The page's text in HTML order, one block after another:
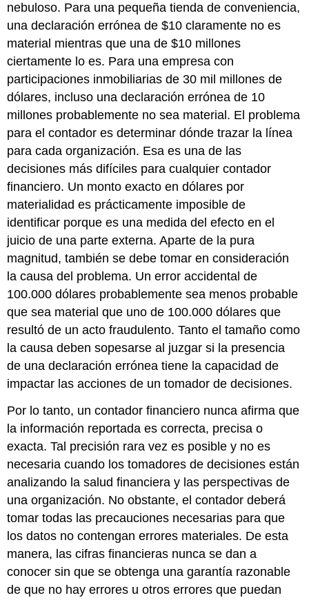
nebuloso. Para una pequeña tienda de conveniencia,
una declaración errónea de $10 claramente no es
material mientras que una de $10 millones
ciertamente lo es. Para una empresa con
participaciones inmobiliarias de 30 mil millones de
dólares, incluso una declaración errónea de 10
millones probablemente no sea material. El problema
para el contador es determinar dónde trazar la línea
para cada organización. Esa es una de las
decisiones más difíciles para cualquier contador
financiero. Un monto exacto en dólares por
materialidad es prácticamente imposible de
identificar porque es una medida del efecto en el
juicio de una parte externa. Aparte de la pura
magnitud, también se debe tomar en consideración
la causa del problema. Un error accidental de
100.000 dólares probablemente sea menos probable
que sea material que uno de 100.000 dólares que
resultó de un acto fraudulento. Tanto el tamaño como
la causa deben sopesarse al juzgar si la presencia
de una declaración errónea tiene la capacidad de
impactar las acciones de un tomador de decisiones.
Por lo tanto, un contador financiero nunca afirma que
la información reportada es correcta, precisa o
exacta. Tal precisión rara vez es posible y no es
necesaria cuando los tomadores de decisiones están
analizando la salud financiera y las perspectivas de
una organización. No obstante, el contador deberá
tomar todas las precauciones necesarias para que
los datos no contengan errores materiales. De esta
manera, las cifras financieras nunca se dan a
conocer sin que se obtenga una garantía razonable
de que no hay errores u otros errores que puedan